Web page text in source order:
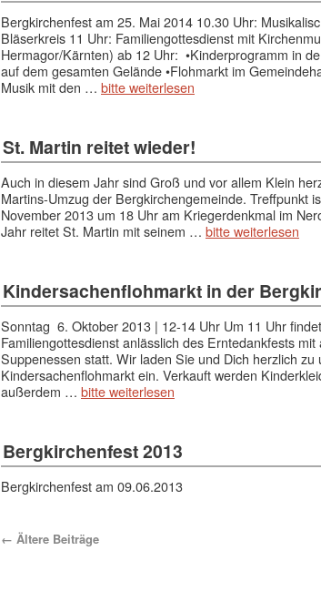
Bergkirchenfest am 25. Mai 2014 10.30 Uhr:
Bläserkreis 11 Uhr: Familiengottesdienst mit
Hermagor/Kärnten) ab 12 Uhr: •Kinderprogramm in
auf dem gesamten Gelände •Flohmarkt im
Musik mit den … bitte weiterlesen
St. Martin reitet wieder!
Auch in diesem Jahr sind Groß und vor allem Klein
Martins-Umzug der Bergkirchengemeinde. Treffpunkt
November 2013 um 18 Uhr am Kriegerdenkmal im
Jahr reitet St. Martin mit seinem … bitte weiterlesen
Kindersachenflohmarkt in der
Sonntag 6. Oktober 2013 | 12-14 Uhr Um 11 Uhr
Familiengottesdienst anlässlich des Erntedankfests
Suppenessen statt. Wir laden Sie und Dich herzlich zu
Kindersachenflohmarkt ein. Verkauft werden
außerdem … bitte weiterlesen
Bergkirchenfest 2013
Bergkirchenfest am 09.06.2013
← Ältere Beiträge